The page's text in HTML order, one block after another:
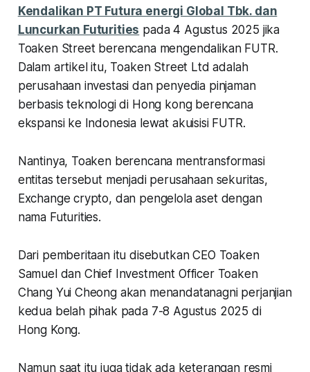
Kendalikan PT Futura energi Global Tbk. dan
Luncurkan Futurities pada 4 Agustus 2025 jika
Toaken Street berencana mengendalikan FUTR.
Dalam artikel itu, Toaken Street Ltd adalah
perusahaan investasi dan penyedia pinjaman
berbasis teknologi di Hong kong berencana
ekspansi ke Indonesia lewat akuisisi FUTR.
Nantinya, Toaken berencana mentransformasi
entitas tersebut menjadi perusahaan sekuritas,
Exchange crypto, dan pengelola aset dengan
nama Futurities.
Dari pemberitaan itu disebutkan CEO Toaken
Samuel dan Chief Investment Officer Toaken
Chang Yui Cheong akan menandatanagni perjanjian
kedua belah pihak pada 7-8 Agustus 2025 di
Hong Kong.
Namun saat itu juga tidak ada keterangan resmi